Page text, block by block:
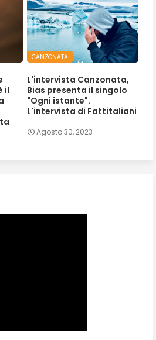
il
CANZONATA
L'intervista Canzonata,
Bias presenta il singolo
"Ogni istante".
L'intervista di Fattitaliani
Agosto 30, 2023